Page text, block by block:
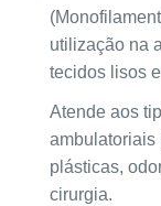
utilização na
tecidos lisos
Atende aos
ambulatoriais
plásticas,
cirurgia.